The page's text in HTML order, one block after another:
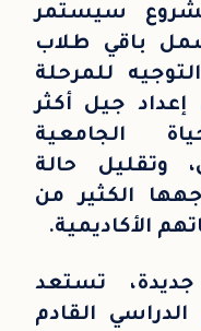
سيستمر
باقي طلاب
للمرحلة
إعداد جيل أكثر
الجامعية
وتقليل حالة
الكثير من
الأكاديمية.
تستعد
القادم